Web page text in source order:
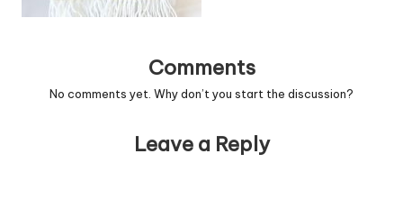
Comments
No comments yet. Why don’t you start the discussion?
Leave a Reply